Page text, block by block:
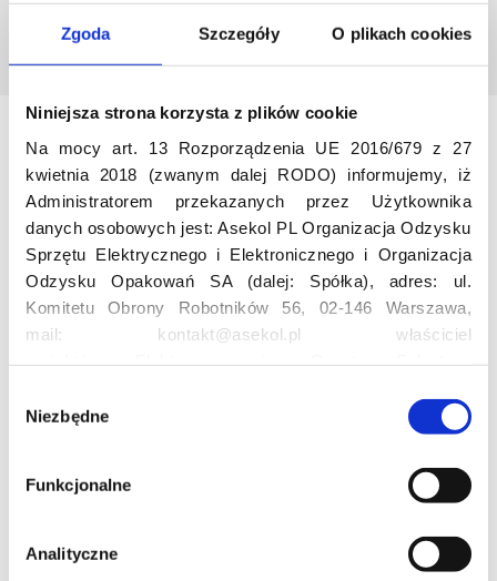
Zgoda Szczegóły O plikach cookies
Niniejsza strona korzysta z plików cookie
Na mocy art. 13 Rozporządzenia UE 2016/679 z 27
kwietnia 2018 (zwanym dalej RODO) informujemy, iż
Administratorem przekazanych przez Użytkownika
danych osobowych jest: Asekol PL Organizacja Odzysku
Sprzętu Elektrycznego i Elektronicznego i Organizacja
Odzysku Opakowań SA (dalej: Spółka), adres: ul.
Komitetu Obrony Robotników 56, 02-146 Warszawa,
mail: kontakt@asekol.pl właściciel
Asekolove. Administrator przetwarza następujące dane
osobowe Użytkowników: imię, nazwisko, adres e-mail,
numer telefonu, miasto, preferencje Użytkownika,
lokalizacja, obszar zainteresowania, dane przetwarzane
reklamowy Użytkownika, lokalizacja, identyfikator
urządzenia, data i godzina korzystania z serwisu, dane
Niezbędne
Funkcjonalne
Analityczne
Odwiedź nas
Edukacja
Projekt edukacyjny F(RE)Ecykling – FREEducation
Profesjonalna i Bezpieczna Utylizacja Elektroodpadów